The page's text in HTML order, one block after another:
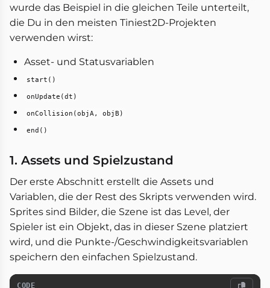
wurde das Beispiel in die gleichen Teile unterteilt,
die Du in den meisten Tiniest2D-Projekten
verwenden wirst:
Asset- und Statusvariablen
start()
onUpdate(dt)
onCollision(objA, objB)
end()
1. Assets und Spielzustand
Der erste Abschnitt erstellt die Assets und
Variablen, die der Rest des Skripts verwenden wird.
Sprites sind Bilder, die Szene ist das Level, der
Spieler ist ein Objekt, das in dieser Szene platziert
wird, und die Punkte-/Geschwindigkeitsvariablen
speichern den einfachen Spielzustand.
CODE